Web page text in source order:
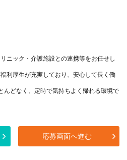
ニック・介護施設との連携等をお任せし
利厚生が充実しており、安心して長く働
んどなく、定時で気持ちよく帰れる環境で
応募画面へ進む